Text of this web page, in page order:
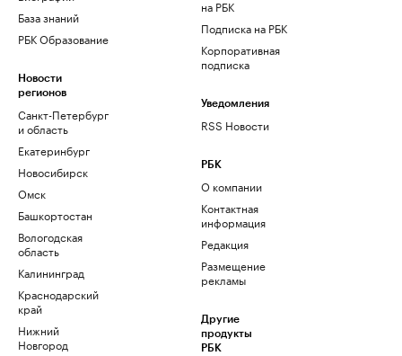
База знаний
РБК Образование
Новости
регионов
Санкт-Петербург
и область
Екатеринбург
Новосибирск
Омск
Башкортостан
Вологодская
область
Калининград
Краснодарский
край
Нижний
Новгород
на РБК
Подписка на РБК
Корпоративная
подписка
Уведомления
RSS Новости
РБК
О компании
Контактная
информация
Редакция
Размещение
рекламы
Другие
продукты
РБК